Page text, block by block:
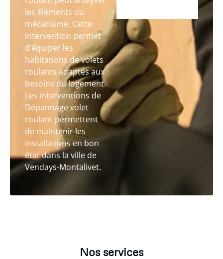
les éléments du
mécanisme. Cette
intervention permet
d’équiper les
habitations de volets
roulants adaptés aux
besoins du logement.
Les interventions de
Dépannage volet
roulant permettent
de maintenir les
installations en bon
état dans la ville de
Vendays-Montalivet.
Nos services